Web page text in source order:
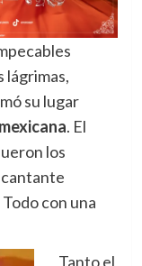
lágrimas,
su lugar
. El
los
con una
Tanto el